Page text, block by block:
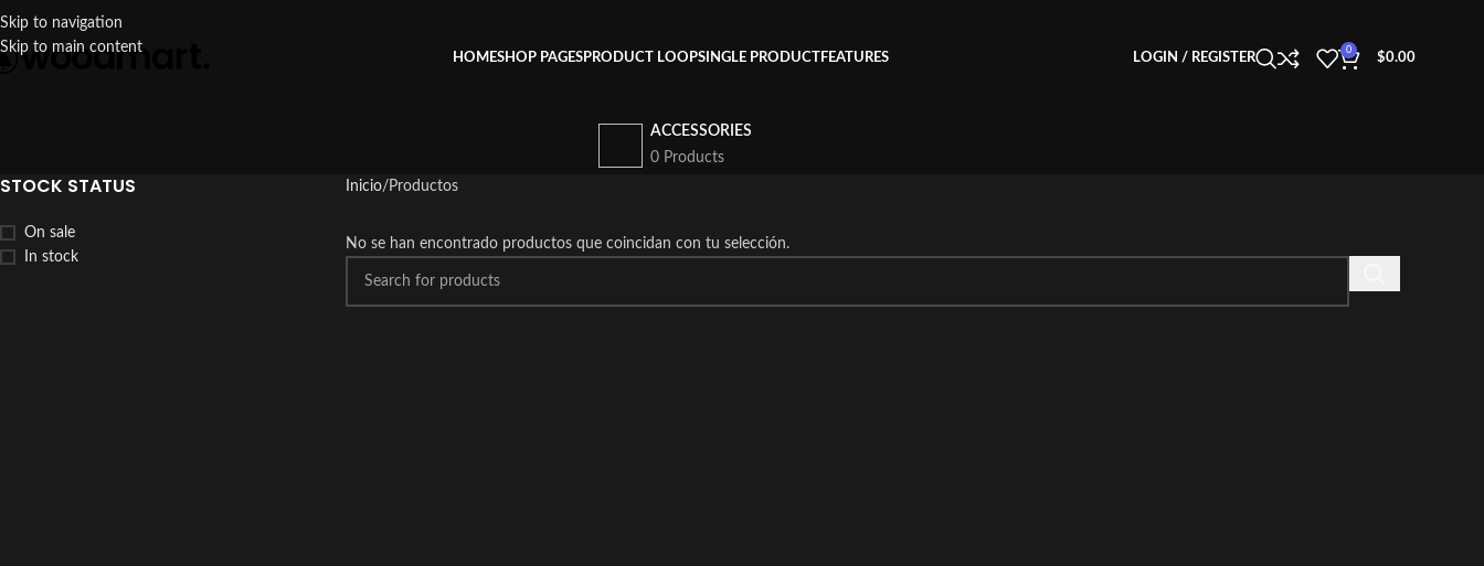
Skip to navigation
Skip to main content
HOMESHOP PAGESPRODUCT LOOPSINGLE PRODUCTFEATURES LOGIN / REGISTER
0
$0.00
ACCESSORIES
0 Products
STOCK STATUS
On sale
In stock
Inicio Productos
No se han encontrado productos que coincidan con tu selección.